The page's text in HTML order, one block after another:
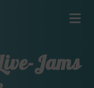
Jams